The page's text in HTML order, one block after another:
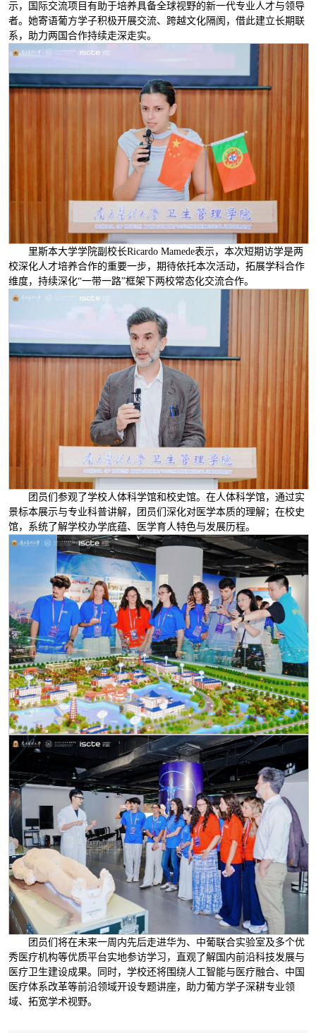
示，国际交流项目有助于培养具备全球视野的新一代专业人才与领导
者。她寄语葡方学子积极开展交流、跨越文化隔阂，借此建立长期联
系，助力两国合作持续走深走实。
里斯本大学学院副校长Ricardo Mamede表示，本次短期访学是两
校深化人才培养合作的重要一步，期待依托本次活动，拓展学科合作
维度，持续深化“一带一路”框架下两校常态化交流合作。
团员们参观了学校人体科学馆和校史馆。在人体科学馆，通过实
景标本展示与专业科普讲解，团员们深化对医学本质的理解；在校史
馆，系统了解学校办学底蕴、医学育人特色与发展历程。
团员们将在未来一周内先后走进华为、中葡联合实验室及多个优
秀医疗机构等优质平台实地参访学习，直观了解国内前沿科技发展与
医疗卫生建设成果。同时，学校还将围绕人工智能与医疗融合、中国
医疗体系改革等前沿领域开设专题讲座，助力葡方学子深耕专业领
域、拓宽学术视野。